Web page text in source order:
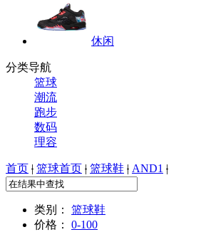
休闲
分类导航
篮球
潮流
跑步
数码
理容
首页 | 篮球首页 | 篮球鞋 | AND1 |
类别：
篮球鞋
价格：
0-100